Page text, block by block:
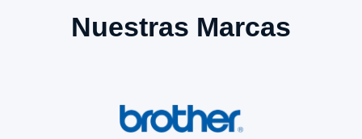
Nuestras Marcas